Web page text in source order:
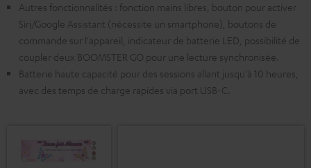
Autres fonctionnalités : fonction mains libres, bouton pour activer
Siri/Google Assistant (nécessite un smartphone), boutons de
commande sur l'appareil, indicateur de batterie LED, possibilité de
coupler deux BOOMSTER GO pour une lecture synchronisée.
Batterie haute capacité pour des sessions allant jusqu'à 10 heures,
avec des temps de charge rapides via port USB-C.